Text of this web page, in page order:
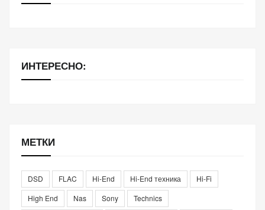
ИНТЕРЕСНО:
МЕТКИ
DSD FLAC Hi-End Hi-End техника
Hi-Fi
High End
Nas Sony
Technics